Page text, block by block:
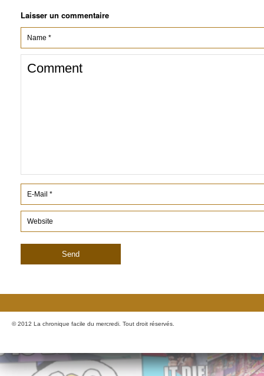
Laisser un commentaire
© 2012 La chronique facile du mercredi. Tout droit réservés.